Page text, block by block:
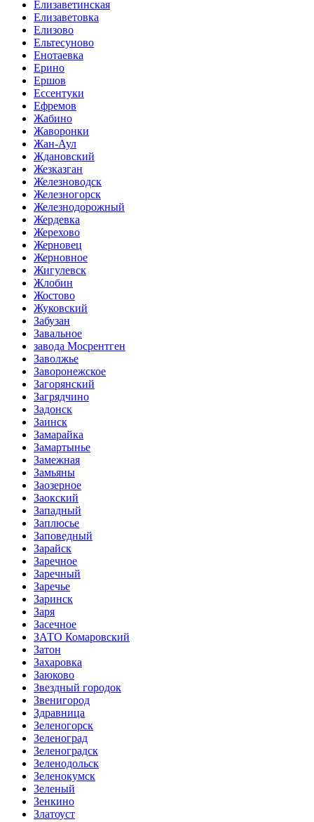
Елизаветинская
Елизаветовка
Елизово
Ельтесуново
Енотаевка
Ерино
Ершов
Ессентуки
Ефремов
Жабино
Жаворонки
Жан-Аул
Ждановский
Жезказган
Железноводск
Железногорск
Железнодорожный
Жердевка
Жерехово
Жерновец
Жерновное
Жигулевск
Жлобин
Жостово
Жуковский
Забузан
Завальное
завода Мосрентген
Заволжье
Заворонежское
Загорянский
Загрядчино
Задонск
Заинск
Замарайка
Замартынье
Замежная
Замьяны
Заозерное
Заокский
Западный
Заплюсье
Заповедный
Зарайск
Заречное
Заречный
Заречье
Заринск
Заря
Засечное
ЗАТО Комаровский
Затон
Захаровка
Заюково
Звездный городок
Звенигород
Здравница
Зеленогорск
Зеленоград
Зеленоградск
Зеленодольск
Зеленокумск
Зеленый
Зенкино
Златоуст